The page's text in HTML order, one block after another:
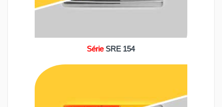
Série SRE 154